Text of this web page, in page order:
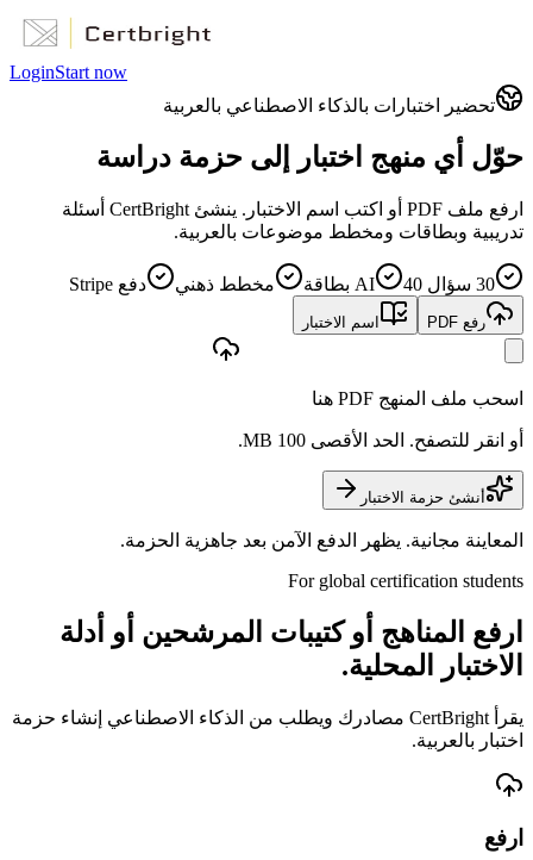
LoginStart now
تحضير اختبارات بالذكاء الاصطناعي بالعربية
حوّل أي منهج اختبار إلى حزمة دراسة
ارفع ملف PDF أو اكتب اسم الاختبار. ينشئ CertBright أسئلة
تدريبية وبطاقات ومخطط موضوعات بالعربية.
30 سؤال AI 40 بطاقة مخطط ذهني دفع Stripe
رفع PDF اسم الاختبار
اسحب ملف المنهج PDF هنا
أو انقر للتصفح. الحد الأقصى 100 MB.
أنشئ حزمة الاختبار
المعاينة مجانية. يظهر الدفع الآمن بعد جاهزية الحزمة.
For global certification students
ارفع المناهج أو كتيبات المرشحين أو أدلة
الاختبار المحلية.
يقرأ CertBright مصادرك ويطلب من الذكاء الاصطناعي إنشاء حزمة
اختبار بالعربية.
ارفع